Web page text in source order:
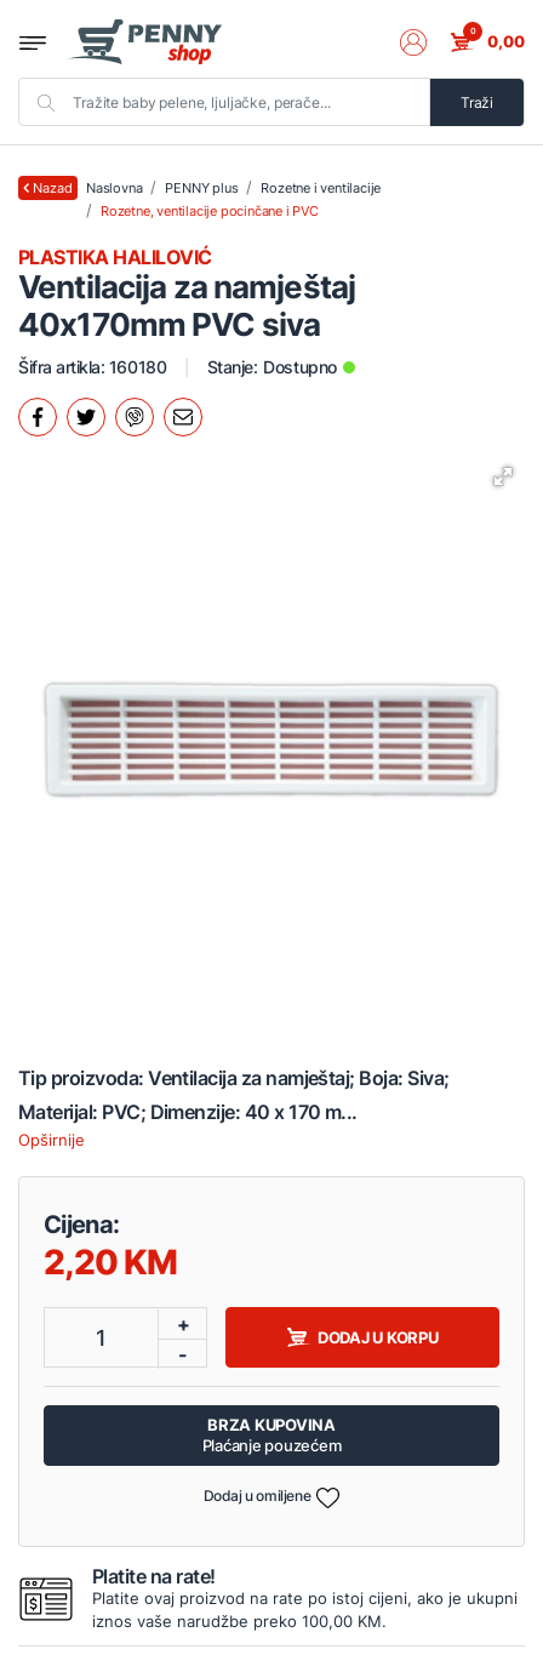
Traži
0 0,00
Nazad Naslovna PENNY plus
Rozetne i ventilacije
Rozetne, ventilacije pocinčane i PVC
Ventilacija za namještaj
40x170mm PVC siva
PLASTIKA HALILOVIĆ
Šifra artikla: 160180 Stanje: Dostupno
Tip proizvoda: Ventilacija za namještaj; Boja: Siva;
Materijal: PVC; Dimenzije: 40 x 170 m...
Opširnije
Cijena:
2,20
1
+
-
DODAJ U KORPU
BRZA KUPOVINA
Plaćanje pouzećem
Dodaj u omiljene
Platite na rate!
Platite ovaj proizvod na rate po istoj cijeni, ako je ukupni
iznos vaše narudžbe preko 100,00 KM.